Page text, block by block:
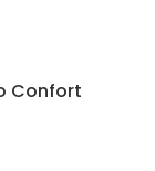
Confort